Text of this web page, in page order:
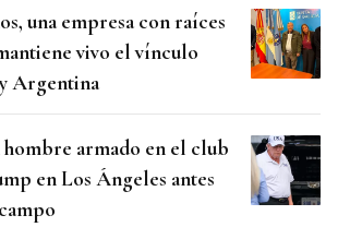
una empresa con raíces
vivo el vínculo
Argentina
hombre armado en el club
en Los Ángeles antes